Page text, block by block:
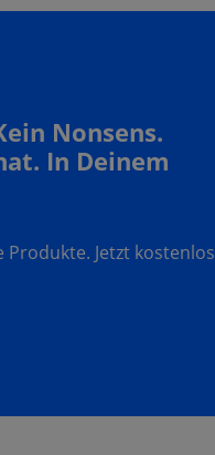
Nonsens.
In Deinem
Produkte. Jetzt kostenlos